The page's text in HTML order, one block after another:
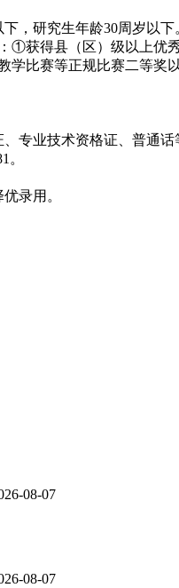
，研究生年龄30周岁以下
①获得县（区）级以上
学比赛等正规比赛二等
专业技术资格证、普通
。
录用。
08-07
08-07